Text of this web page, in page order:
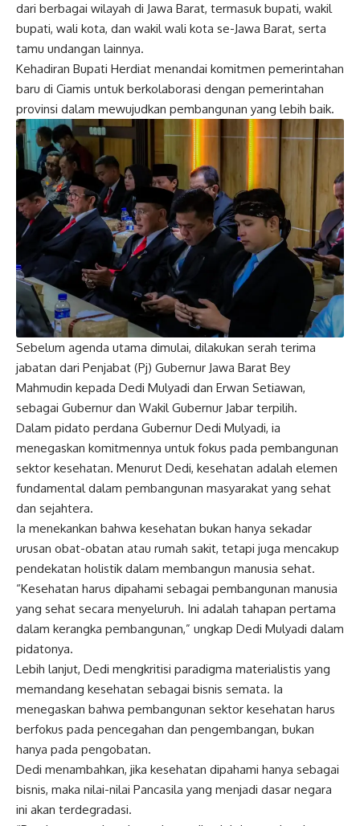
dari berbagai wilayah di Jawa Barat, termasuk bupati, wakil
bupati, wali kota, dan wakil wali kota se-Jawa Barat, serta
tamu undangan lainnya.
Kehadiran Bupati Herdiat menandai komitmen pemerintahan
baru di Ciamis untuk berkolaborasi dengan pemerintahan
provinsi dalam mewujudkan pembangunan yang lebih baik.
Sebelum agenda utama dimulai, dilakukan serah terima
jabatan dari Penjabat (Pj) Gubernur Jawa Barat Bey
Mahmudin kepada Dedi Mulyadi dan Erwan Setiawan,
sebagai Gubernur dan Wakil Gubernur Jabar terpilih.
Dalam pidato perdana Gubernur Dedi Mulyadi, ia
menegaskan komitmennya untuk fokus pada pembangunan
sektor kesehatan. Menurut Dedi, kesehatan adalah elemen
fundamental dalam pembangunan masyarakat yang sehat
dan sejahtera.
Ia menekankan bahwa kesehatan bukan hanya sekadar
urusan obat-obatan atau rumah sakit, tetapi juga mencakup
pendekatan holistik dalam membangun manusia sehat.
“Kesehatan harus dipahami sebagai pembangunan manusia
yang sehat secara menyeluruh. Ini adalah tahapan pertama
dalam kerangka pembangunan,” ungkap Dedi Mulyadi dalam
pidatonya.
Lebih lanjut, Dedi mengkritisi paradigma materialistis yang
memandang kesehatan sebagai bisnis semata. Ia
menegaskan bahwa pembangunan sektor kesehatan harus
berfokus pada pencegahan dan pengembangan, bukan
hanya pada pengobatan.
Dedi menambahkan, jika kesehatan dipahami hanya sebagai
bisnis, maka nilai-nilai Pancasila yang menjadi dasar negara
ini akan terdegradasi.